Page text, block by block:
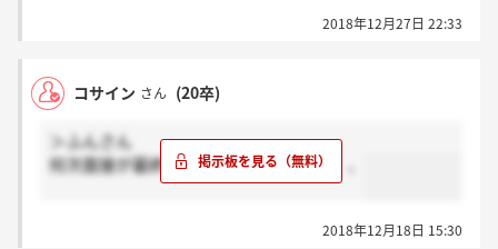
2018年12月27日 22:33
コサイン さん (20卒)
＞ふんさん
何次面接が最終になるんでしょうかね、、
2018年12月18日 15:30